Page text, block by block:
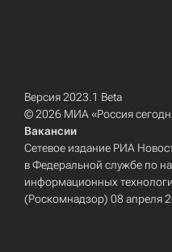
Версия 2023.1 Beta
© 2026 МИА «Россия
Вакансии
Сетевое издание РИА
в Федеральной службе по
информационных
(Роскомнадзор) 08 апреля